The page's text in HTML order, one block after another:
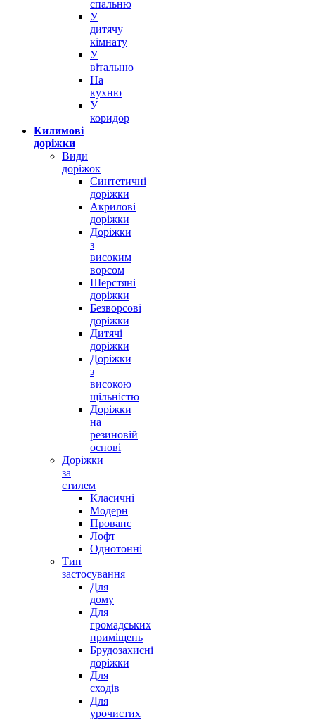
спальню
У
дитячу
кімнату
У
вітальню
На
кухню
У
коридор
Килимові
доріжки
Види
доріжок
Синтетичні
доріжки
Акрилові
доріжки
Доріжки
з
високим
ворсом
Шерстяні
доріжки
Безворсові
доріжки
Дитячі
доріжки
Доріжки
з
високою
щільністю
Доріжки
на
резиновій
основі
Доріжки
за
стилем
Класичні
Модерн
Прованс
Лофт
Однотонні
Тип
застосування
Для
дому
Для
громадських
приміщень
Брудозахисні
доріжки
Для
сходів
Для
урочистих